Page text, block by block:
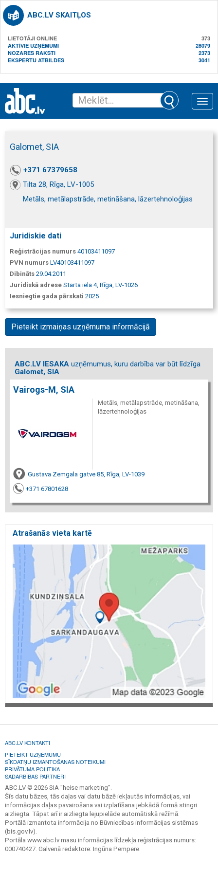
ABC.LV SKAITĻOS
LIETOTĀJI ONLINE
373
AKTĪVIE UZŅĒMUMI
28079
NOZARES RAKSTI
2373
EKSPERTU ATBILDES
3041
Toggle
Galomet, SIA
+371 67379658
Tilta 28, Rīga, LV-1005
Metāls, metālapstrāde, metināšana, lāzertehnoloģijas
Juridiskie dati
Reģistrācijas numurs 40103411097
PVN numurs LV40103411097
Dibināts 29.04.2011
Juridiskā adrese Starta iela 4, Rīga, LV-1026
Iesniegtie gada pārskati 2025
Pieteikt izmaiņas uzņēmuma informācijā
ABC.LV IESAKA uzņēmumus, kuru darbība var būt līdzīga
Galomet, SIA
Vairogs-M, SIA
Metāls, metālapstrāde, metināšana,
lāzertehnoloģijas
Gustava Zemgala gatve 85, Rīga, LV-1039
+371 67801628
Atrašanās vieta kartē
ABC.LV KONTAKTI
PIETEIKT UZŅĒMUMU
SĪKDATŅU IZMANTOŠANAS NOTEIKUMI
PRIVĀTUMA POLITIKA
SADARBĪBAS PARTNERI
ABC.LV © 2026 SIA "heise marketing".
Šīs datu bāzes, tās daļas vai datu bāzē iekļautās informācijas, vai
informācijas daļas pavairošana vai izplatīšana jebkādā formā stingri
aizliegta. Tāpat arī ir aizliegta lejupielāde automātiskā režīmā.
Portālā izmantota informācija no Būvniecības informācijas sistēmas
(bis.gov.lv).
Portāla www.abc.lv masu informācijas līdzekļa reģistrācijas numurs:
000740427. Galvenā redaktore: Ingūna Pempere.